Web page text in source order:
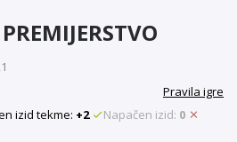
Pravila igre
izid tekme: +2 Napačen izid: 0